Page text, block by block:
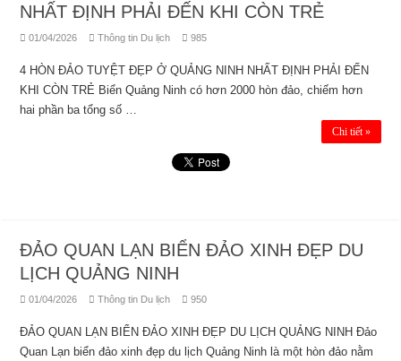
NHẤT ĐỊNH PHẢI ĐẾN KHI CÒN TRẺ
01/04/2026 Thông tin Du lịch 985
4 HÒN ĐẢO TUYỆT ĐẸP Ở QUẢNG NINH NHẤT ĐỊNH PHẢI ĐẾN
KHI CÒN TRẺ Biển Quảng Ninh có hơn 2000 hòn đảo, chiếm hơn
hai phần ba tổng số …
Chi tiết »
ĐẢO QUAN LẠN BIỂN ĐẢO XINH ĐẸP DU
LỊCH QUẢNG NINH
01/04/2026 Thông tin Du lịch 950
ĐẢO QUAN LẠN BIỂN ĐẢO XINH ĐẸP DU LỊCH QUẢNG NINH Đảo
Quan Lạn biển đảo xinh đẹp du lịch Quảng Ninh là một hòn đảo nằm